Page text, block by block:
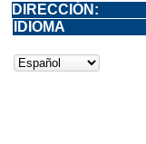
DIRECCIÓN:
IDIOMA